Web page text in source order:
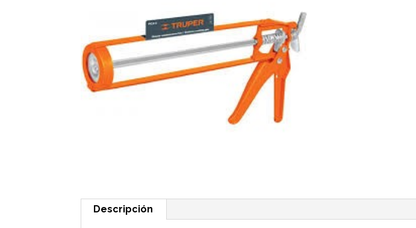
Descripción